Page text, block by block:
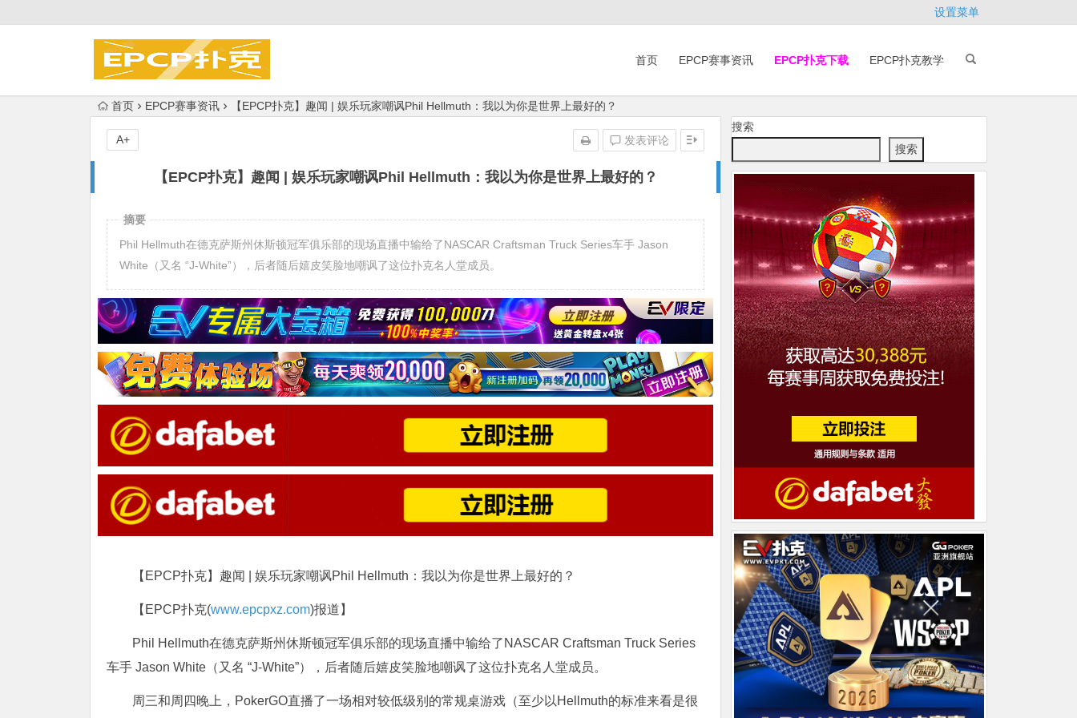
设置菜单
首页 EPCP赛事资讯 EPCP扑克下载 EPCP扑克教学
首页 EPCP赛事资讯 【EPCP扑克】趣闻 | 娱乐玩家嘲讽Phil Hellmuth：我以为你是世界上最好的？
【EPCP扑克】趣闻 | 娱乐玩家嘲讽Phil Hellmuth：我以为你是世界上最好的？
发表评论
A+
摘要
Phil Hellmuth在德克萨斯州休斯顿冠军俱乐部的现场直播中输给了NASCAR Craftsman Truck Series车手 Jason
White（又名 “J-White”），后者随后嬉皮笑脸地嘲讽了这位扑克名人堂成员。
【EPCP扑克】趣闻 | 娱乐玩家嘲讽Phil Hellmuth：我以为你是世界上最好的？
【EPCP扑克(www.epcpxz.com)报道】
Phil Hellmuth在德克萨斯州休斯顿冠军俱乐部的现场直播中输给了NASCAR Craftsman Truck Series
车手 Jason White（又名 “J-White”），后者随后嬉皮笑脸地嘲讽了这位扑克名人堂成员。
周三和周四晚上，PokerGO直播了一场相对较低级别的常规桌游戏（至少以Hellmuth的标准来看是很
搜索
搜索